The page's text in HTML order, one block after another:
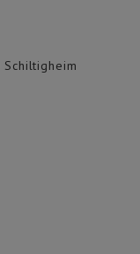
Schiltigheim